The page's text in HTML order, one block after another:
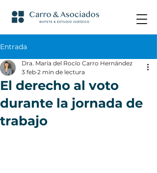
Entrada
El derecho al voto
durante la jornada de
trabajo
Dra. María del Rocío Carro Hernández
3 feb 2 min de lectura